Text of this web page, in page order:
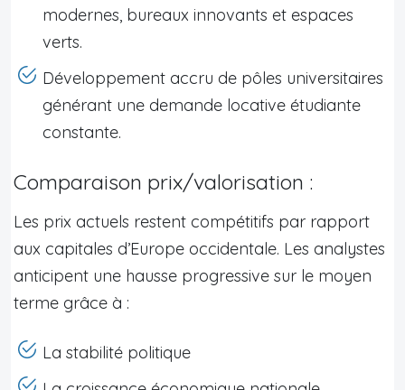
modernes, bureaux innovants et espaces
verts.
Développement accru de pôles universitaires
générant une demande locative étudiante
constante.
Comparaison prix/valorisation :
Les prix actuels restent compétitifs par rapport
aux capitales d’Europe occidentale. Les analystes
anticipent une hausse progressive sur le moyen
terme grâce à :
La stabilité politique